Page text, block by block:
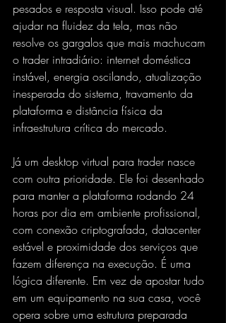
pesados e resposta visual. Isso pode até
ajudar na fluidez da tela, mas não
resolve os gargalos que mais machucam
o trader intradiário: internet doméstica
instável, energia oscilando, atualização
inesperada do sistema, travamento da
plataforma e distância física da
infraestrutura crítica do mercado.
Já um desktop virtual para trader nasce
com outra prioridade. Ele foi desenhado
para manter a plataforma rodando 24
horas por dia em ambiente profissional,
com conexão criptografada, datacenter
estável e proximidade dos serviços que
fazem diferença na execução. É uma
lógica diferente. Em vez de apostar tudo
em um equipamento na sua casa, você
opera sobre uma estrutura preparada